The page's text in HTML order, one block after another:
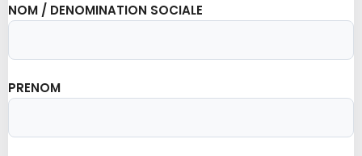
NOM / DENOMINATION SOCIALE
PRENOM